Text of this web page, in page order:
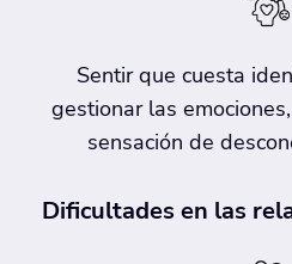
Sentir que cuesta
gestionar las
sensación de
Dificultades en las